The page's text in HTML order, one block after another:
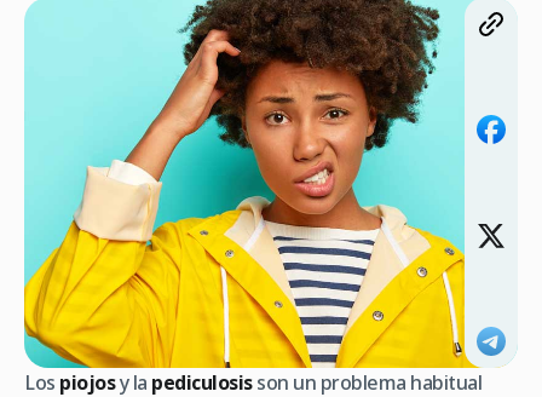
Los piojosy la pediculosisson un problema habitual